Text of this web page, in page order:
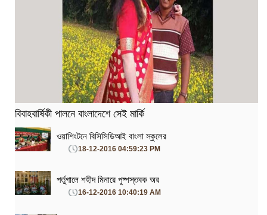
বিবাহবার্ষিকী পালনে বাংলাদেশে সেই মার্কি
ওয়াশিংটনে বিসিসিডিআই বাংলা স্কুলের
18-12-2016 04:59:23 PM
পর্তুগালে শহীদ মিনারে পুষ্পস্তবক অর
16-12-2016 10:40:19 AM